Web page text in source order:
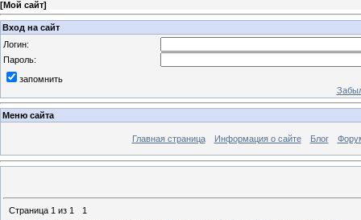
[Мой сайт]
Вход на сайт
Логин:
Пароль:
запомнить
Меню сайта
Главная страница Информация о сайте Блог
Страница 1 из 1
1